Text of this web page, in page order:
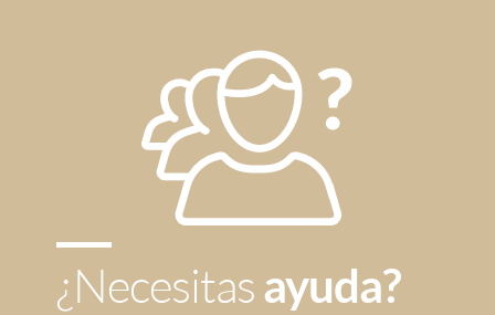
¿Necesitasayuda?